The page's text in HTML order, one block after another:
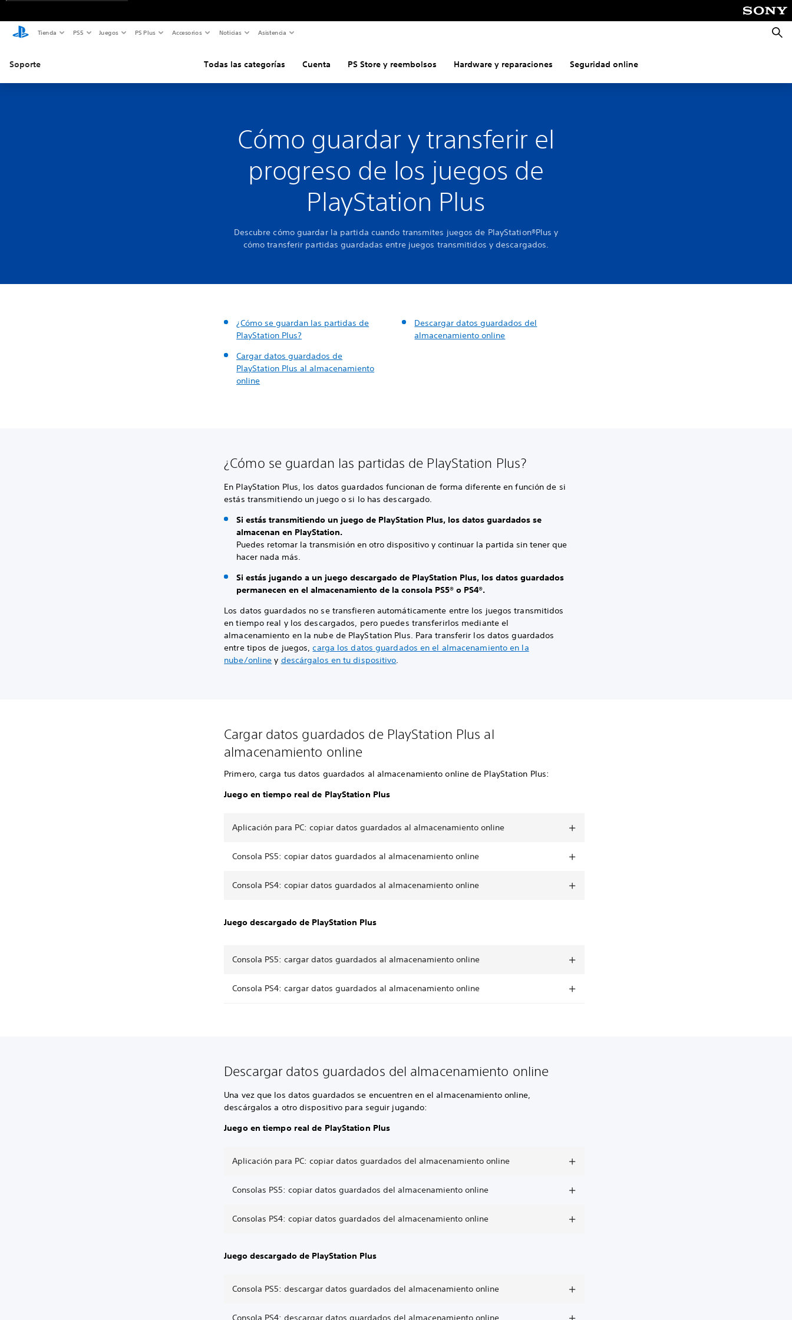
Tienda PS5 Juegos PS Plus Accesorios Noticias Asistencia
Soporte Todas las categorías Cuenta PS Store y reembolsos Hardware y reparaciones Seguridad online
Cómo guardar y transferir el
progreso de los juegos de
PlayStation Plus
Descubre cómo guardar la partida cuando transmites juegos de PlayStation®Plus y
cómo transferir partidas guardadas entre juegos transmitidos y descargados.
¿Cómo se guardan las partidas de
PlayStation Plus?
Cargar datos guardados de
PlayStation Plus al almacenamiento
online
Descargar datos guardados del
almacenamiento online
¿Cómo se guardan las partidas de PlayStation Plus?
En PlayStation Plus, los datos guardados funcionan de forma diferente en función de si
estás transmitiendo un juego o si lo has descargado.
Si estás transmitiendo un juego de PlayStation Plus, los datos guardados se
almacenan en PlayStation.
Puedes retomar la transmisión en otro dispositivo y continuar la partida sin tener que
hacer nada más.
Si estás jugando a un juego descargado de PlayStation Plus, los datos guardados
permanecen en el almacenamiento de la consola PS5® o PS4®.
Los datos guardados no se transfieren automáticamente entre los juegos transmitidos
en tiempo real y los descargados, pero puedes transferirlos mediante el
almacenamiento en la nube de PlayStation Plus. Para transferir los datos guardados
entre tipos de juegos,carga los datos guardados en el almacenamiento en la
nube/online y descárgalos en tu dispositivo.
Cargar datos guardados de PlayStation Plus al
almacenamiento online
Primero, carga tus datos guardados al almacenamiento online de PlayStation Plus:
Juego en tiempo real de PlayStation Plus
Aplicación para PC: copiar datos guardados al almacenamiento online
Consola PS5: copiar datos guardados al almacenamiento online
Consola PS4: copiar datos guardados al almacenamiento online
Juego descargado de PlayStation Plus
Consola PS5: cargar datos guardados al almacenamiento online
Consola PS4: cargar datos guardados al almacenamiento online
Descargar datos guardados del almacenamiento online
Una vez que los datos guardados se encuentren en el almacenamiento online,
descárgalos a otro dispositivo para seguir jugando:
Juego en tiempo real de PlayStation Plus
Aplicación para PC: copiar datos guardados del almacenamiento online
Consolas PS5: copiar datos guardados del almacenamiento online
Consolas PS4: copiar datos guardados del almacenamiento online
Juego descargado de PlayStation Plus
Consola PS5: descargar datos guardados del almacenamiento online
Consola PS4: descargar datos guardados del almacenamiento online